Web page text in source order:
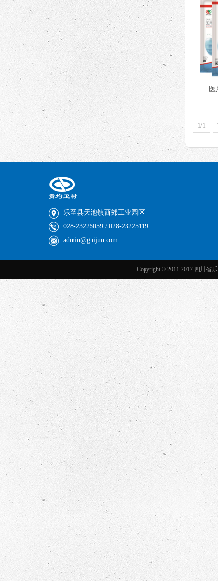
1/1
乐至县天池镇西郊工业园区
028-23225059 / 028-23225119
admin@guijun.com
Copyright © 2011-2017 四川省